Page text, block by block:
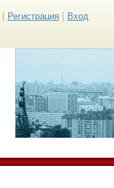
Регистрация Вход